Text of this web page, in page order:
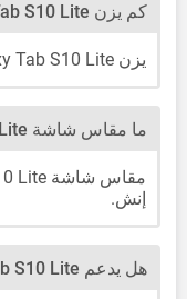
كم يزن Samsung Galaxy Tab S10 Lite؟
يزن Samsung Galaxy Tab S10 Lite حوالي 524 غرام.
ما مقاس شاشة Samsung Galaxy Tab S10 Lite؟
إنش.
هل يدعم Samsung Galaxy Tab S10 Lite شبكات 5G؟